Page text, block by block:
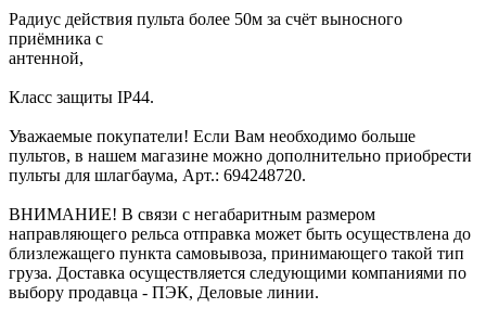
Радиус действия пульта более 50м за счёт выносного
приёмника с
Класс защиты IP44.
Уважаемые покупатели! Если Вам необходимо больше
пультов, в нашем магазине можно дополнительно приобрести
пульты для шлагбаума, Арт.: 694248720.
ВНИМАНИЕ! В связи с негабаритным размером
направляющего рельса отправка может быть осуществлена до
близлежащего пункта самовывоза, принимающего такой тип
груза. Доставка осуществляется следующими компаниями по
выбору продавца - ПЭК, Деловые линии.